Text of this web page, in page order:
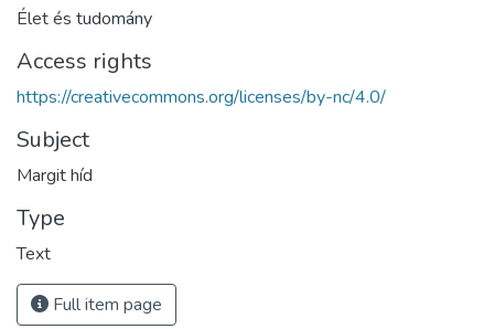
Élet és tudomány
Access rights
https://creativecommons.org/licenses/by-nc/4.0/
Subject
Margit híd
Type
Text
Full item page